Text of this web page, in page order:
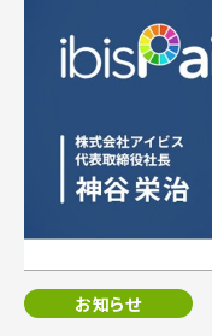
お知らせ